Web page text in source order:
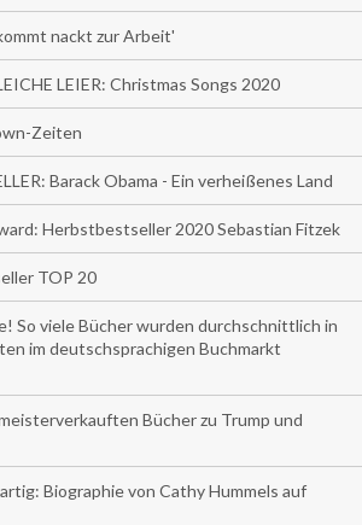
nackt zur Arbeit'
LEIER: Christmas Songs 2020
Zeiten
Barack Obama - Ein verheißenes Land
Herbstbestseller 2020 Sebastian Fitzek
TOP 20
So viele Bücher wurden durchschnittlich in
im deutschsprachigen Buchmarkt
Bücher zu Trump und
Biographie von Cathy Hummels auf